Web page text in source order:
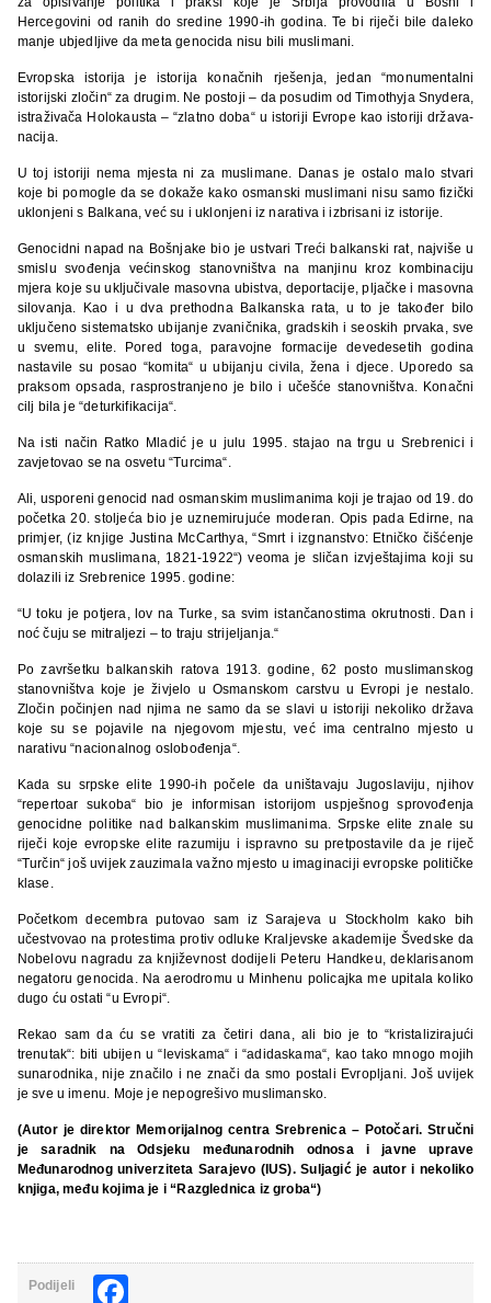
Hercegovini od ranih do sredine 1990-ih godina. Te bi riječi bile daleko
manje ubjedljive da meta genocida nisu bili muslimani.
Evropska istorija je istorija konačnih rješenja, jedan “monumentalni
istorijski zločin“ za drugim. Ne postoji – da posudim od Timothyja Snydera,
istraživača Holokausta – “zlatno doba“ u istoriji Evrope kao istoriji država-
nacija.
U toj istoriji nema mjesta ni za muslimane. Danas je ostalo malo stvari
koje bi pomogle da se dokaže kako osmanski muslimani nisu samo fizički
uklonjeni s Balkana, već su i uklonjeni iz narativa i izbrisani iz istorije.
Genocidni napad na Bošnjake bio je ustvari Treći balkanski rat, najviše u
smislu svođenja većinskog stanovništva na manjinu kroz kombinaciju
mjera koje su uključivale masovna ubistva, deportacije, pljačke i masovna
silovanja. Kao i u dva prethodna Balkanska rata, u to je također bilo
uključeno sistematsko ubijanje zvaničnika, gradskih i seoskih prvaka, sve
u svemu, elite. Pored toga, paravojne formacije devedesetih godina
nastavile su posao “komita“ u ubijanju civila, žena i djece. Uporedo sa
praksom opsada, rasprostranjeno je bilo i učešće stanovništva. Konačni
cilj bila je “deturkifikacija“.
Na isti način Ratko Mladić je u julu 1995. stajao na trgu u Srebrenici i
zavjetovao se na osvetu “Turcima“.
Ali, usporeni genocid nad osmanskim muslimanima koji je trajao od 19. do
početka 20. stoljeća bio je uznemirujuće moderan. Opis pada Edirne, na
primjer, (iz knjige Justina McCarthya, “Smrt i izgnanstvo: Etničko čišćenje
osmanskih muslimana, 1821-1922“) veoma je sličan izvještajima koji su
dolazili iz Srebrenice 1995. godine:
“U toku je potjera, lov na Turke, sa svim istančanostima okrutnosti. Dan i
noć čuju se mitraljezi – to traju strijeljanja.“
Po završetku balkanskih ratova 1913. godine, 62 posto muslimanskog
stanovništva koje je živjelo u Osmanskom carstvu u Evropi je nestalo.
Zločin počinjen nad njima ne samo da se slavi u istoriji nekoliko država
koje su se pojavile na njegovom mjestu, već ima centralno mjesto u
narativu “nacionalnog oslobođenja“.
Kada su srpske elite 1990-ih počele da uništavaju Jugoslaviju, njihov
“repertoar sukoba“ bio je informisan istorijom uspješnog sprovođenja
genocidne politike nad balkanskim muslimanima. Srpske elite znale su
riječi koje evropske elite razumiju i ispravno su pretpostavile da je riječ
“Turčin“ još uvijek zauzimala važno mjesto u imaginaciji evropske političke
klase.
Početkom decembra putovao sam iz Sarajeva u Stockholm kako bih
učestvovao na protestima protiv odluke Kraljevske akademije Švedske da
Nobelovu nagradu za književnost dodijeli Peteru Handkeu, deklarisanom
negatoru genocida. Na aerodromu u Minhenu policajka me upitala koliko
dugo ću ostati “u Evropi“.
Rekao sam da ću se vratiti za četiri dana, ali bio je to “kristalizirajući
trenutak“: biti ubijen u “leviskama“ i “adidaskama“, kao tako mnogo mojih
sunarodnika, nije značilo i ne znači da smo postali Evropljani. Još uvijek
je sve u imenu. Moje je nepogrešivo muslimansko.
(Autor je direktor Memorijalnog centra Srebrenica – Potočari. Stručni
je saradnik na Odsjeku međunarodnih odnosa i javne uprave
Međunarodnog univerziteta Sarajevo (IUS). Suljagić je autor i nekoliko
knjiga, među kojima je i “Razglednica iz groba“)
Podijeli